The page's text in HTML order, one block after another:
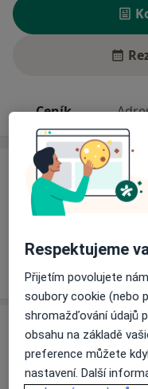
Ceník
Ceník
Informace o
Adresa
Ordinace
Kouřimská 237,
Respektujeme
Přijetím povolujete
soubory cookie (nebo
shromažďování údajů
obsahu na základě
preference můžete
nastavení. Další